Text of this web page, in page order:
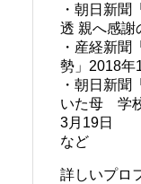
・朝日新聞
透 親へ感謝
・産経新聞
勢」2018年
・朝日新聞
いた母 学
3月19日
など
詳しいプロ